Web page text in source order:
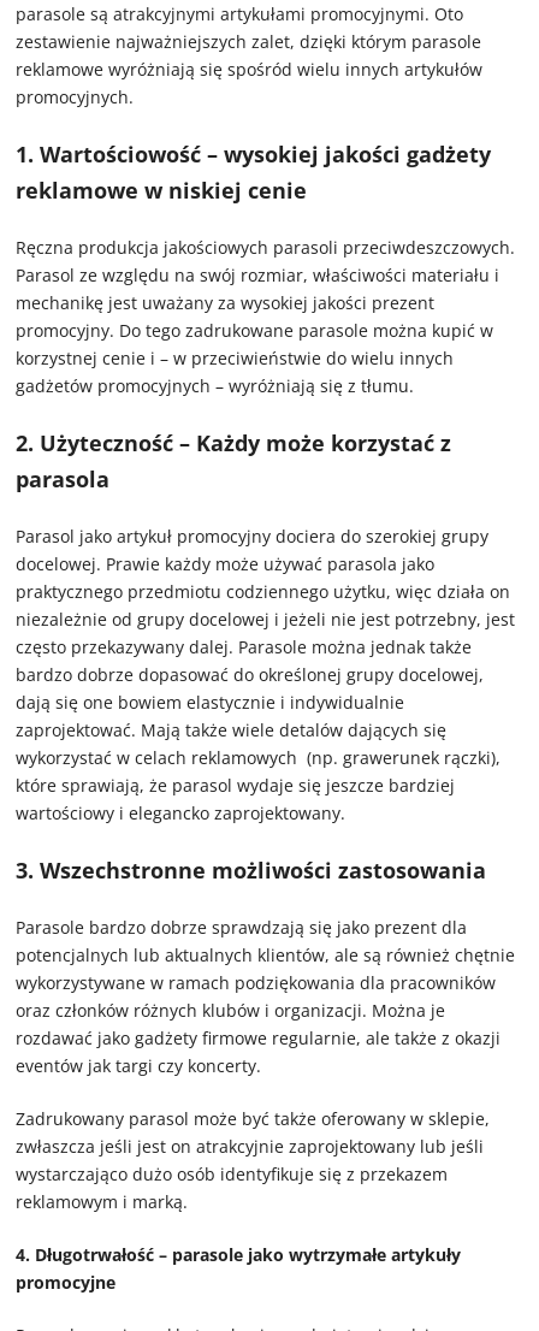
parasole są atrakcyjnymi artykułami promocyjnymi. Oto
zestawienie najważniejszych zalet, dzięki którym parasole
reklamowe wyróżniają się spośród wielu innych artykułów
promocyjnych.
1. Wartościowość – wysokiej jakości gadżety
reklamowe w niskiej cenie
Ręczna produkcja jakościowych parasoli przeciwdeszczowych.
Parasol ze względu na swój rozmiar, właściwości materiału i
mechanikę jest uważany za wysokiej jakości prezent
promocyjny. Do tego zadrukowane parasole można kupić w
korzystnej cenie i – w przeciwieństwie do wielu innych
gadżetów promocyjnych – wyróżniają się z tłumu.
2. Użyteczność – Każdy może korzystać z
parasola
Parasol jako artykuł promocyjny dociera do szerokiej grupy
docelowej. Prawie każdy może używać parasola jako
praktycznego przedmiotu codziennego użytku, więc działa on
niezależnie od grupy docelowej i jeżeli nie jest potrzebny, jest
często przekazywany dalej. Parasole można jednak także
bardzo dobrze dopasować do określonej grupy docelowej,
dają się one bowiem elastycznie i indywidualnie
zaprojektować. Mają także wiele detalów dających się
wykorzystać w celach reklamowych (np. grawerunek rączki),
które sprawiają, że parasol wydaje się jeszcze bardziej
wartościowy i elegancko zaprojektowany.
3. Wszechstronne możliwości zastosowania
Parasole bardzo dobrze sprawdzają się jako prezent dla
potencjalnych lub aktualnych klientów, ale są również chętnie
wykorzystywane w ramach podziękowania dla pracowników
oraz członków różnych klubów i organizacji. Można je
rozdawać jako gadżety firmowe regularnie, ale także z okazji
eventów jak targi czy koncerty.
Zadrukowany parasol może być także oferowany w sklepie,
zwłaszcza jeśli jest on atrakcyjnie zaprojektowany lub jeśli
wystarczająco dużo osób identyfikuje się z przekazem
reklamowym i marką.
4. Długotrwałość – parasole jako wytrzymałe artykuły
promocyjne